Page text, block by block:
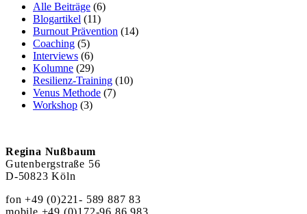
Alle Beiträge (6)
Blogartikel (11)
Burnout Prävention (14)
Coaching (5)
Interviews (6)
Kolumne (29)
Resilienz-Training (10)
Venus Methode (7)
Workshop (3)
Regina Nußbaum
Gutenbergstraße 56
D-50823 Köln
fon +49 (0)221- 589 887 83